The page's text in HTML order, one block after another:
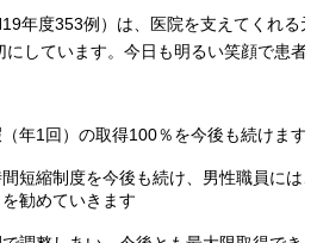
年度353例）は、医院を支えてくれる
にしています。今日も明るい笑顔で患者
年1回）の取得100％を今後も続けます
短縮制度を今後も続け、男性職員には
勧めていきます